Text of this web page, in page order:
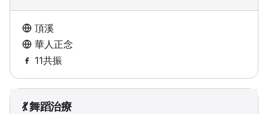
頂溪
華人正念
11共振
💃 舞蹈治療